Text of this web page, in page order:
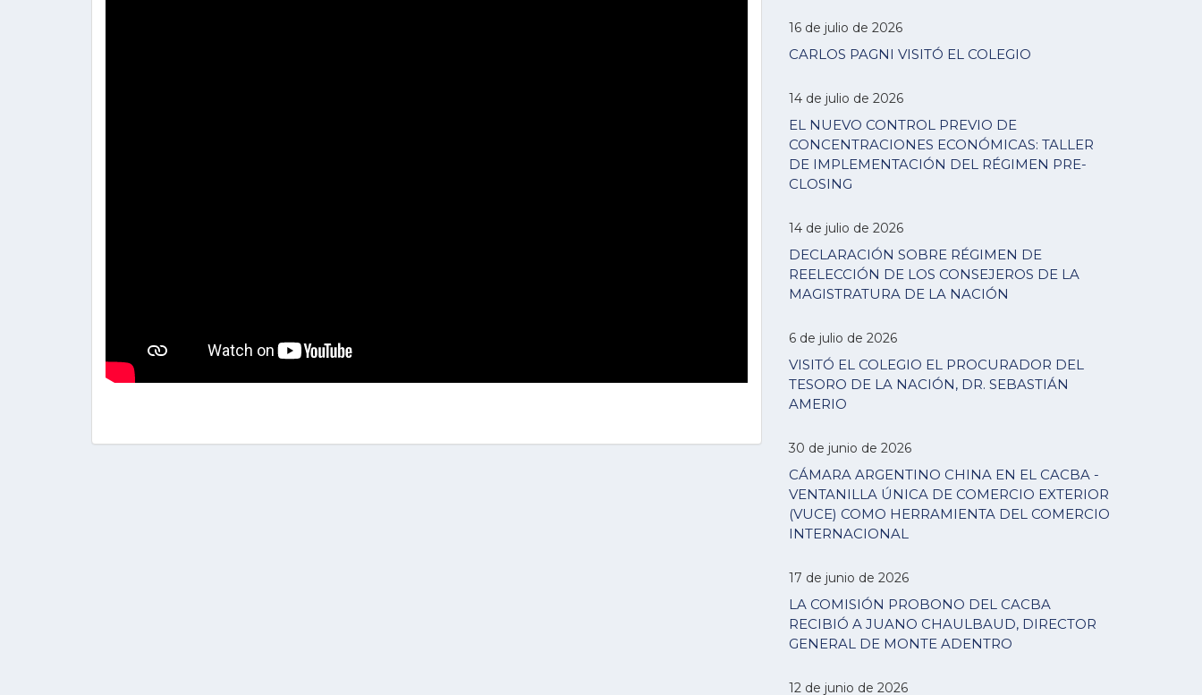
16 de julio de 2026
CARLOS PAGNI VISITÓ EL COLEGIO
14 de julio de 2026
EL NUEVO CONTROL PREVIO DE
CONCENTRACIONES ECONÓMICAS: TALLER
DE IMPLEMENTACIÓN DEL RÉGIMEN PRE-
CLOSING
14 de julio de 2026
DECLARACIÓN SOBRE RÉGIMEN DE
REELECCIÓN DE LOS CONSEJEROS DE LA
MAGISTRATURA DE LA NACIÓN
6 de julio de 2026
VISITÓ EL COLEGIO EL PROCURADOR DEL
TESORO DE LA NACIÓN, DR. SEBASTIÁN
AMERIO
30 de junio de 2026
CÁMARA ARGENTINO CHINA EN EL CACBA -
VENTANILLA ÚNICA DE COMERCIO EXTERIOR
(VUCE) COMO HERRAMIENTA DEL COMERCIO
INTERNACIONAL
17 de junio de 2026
LA COMISIÓN PROBONO DEL CACBA
RECIBIÓ A JUANO CHAULBAUD, DIRECTOR
GENERAL DE MONTE ADENTRO
12 de junio de 2026